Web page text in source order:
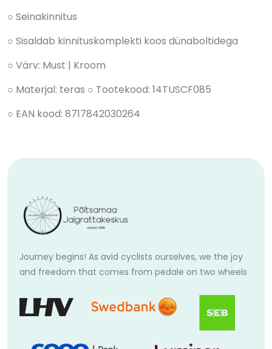
○ Seinakinnitus
○ Sisaldab kinnituskomplekti koos dünaboltidega
○ Värv: Must | Kroom
○ Materjal: teras ○ Tootekood: 14TUSCF085
○ EAN kood: 8717842030264
Journey begins! As avid cyclists ourselves, we the joy
and freedom that comes from pedale on two wheels